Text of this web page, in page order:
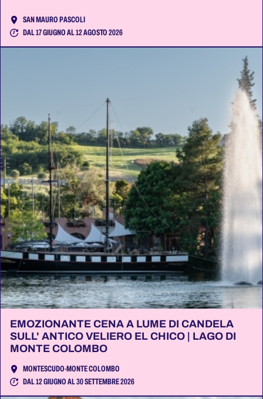
SAN MAURO PASCOLI
DAL 17 GIUGNO AL 12 AGOSTO 2026
EMOZIONANTE CENA A LUME DI CANDELA
SULL' ANTICO VELIERO EL CHICO | LAGO DI
MONTE COLOMBO
MONTESCUDO-MONTE COLOMBO
DAL 12 GIUGNO AL 30 SETTEMBRE 2026